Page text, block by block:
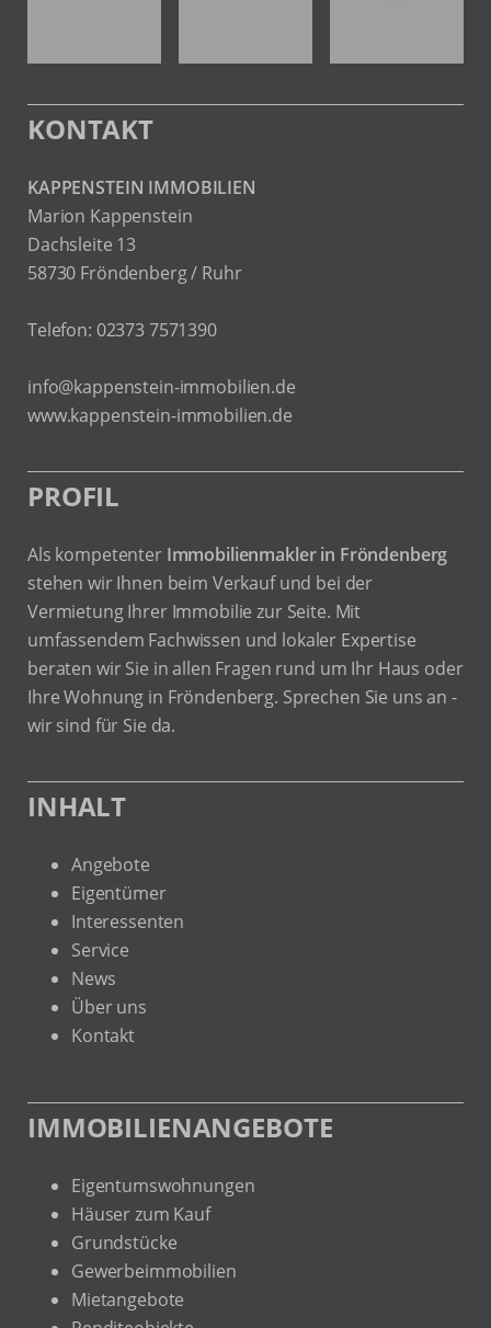
KONTAKT
KAPPENSTEIN IMMOBILIEN
Marion Kappenstein
Dachsleite 13
58730 Fröndenberg / Ruhr
Telefon: 02373 7571390
info@kappenstein-immobilien.de
www.kappenstein-immobilien.de
PROFIL
Als kompetenter Immobilienmakler in Fröndenberg
stehen wir Ihnen beim Verkauf und bei der
Vermietung Ihrer Immobilie zur Seite. Mit
umfassendem Fachwissen und lokaler Expertise
beraten wir Sie in allen Fragen rund um Ihr Haus oder
Ihre Wohnung in Fröndenberg. Sprechen Sie uns an -
wir sind für Sie da.
INHALT
Angebote
Eigentümer
Interessenten
Service
News
Über uns
Kontakt
IMMOBILIENANGEBOTE
Eigentumswohnungen
Häuser zum Kauf
Grundstücke
Gewerbeimmobilien
Mietangebote